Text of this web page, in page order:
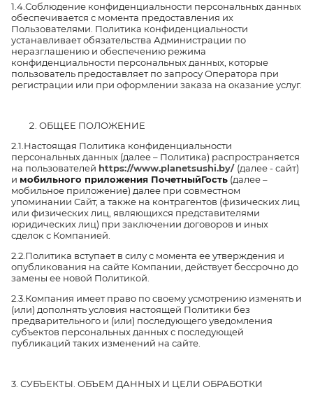
1.4.Соблюдение конфиденциальности персональных данных
обеспечивается с момента предоставления их
Пользователями. Политика конфиденциальности
устанавливает обязательства Администрации по
неразглашению и обеспечению режима
конфиденциальности персональных данных, которые
пользователь предоставляет по запросу Оператора при
регистрации или при оформлении заказа на оказание услуг.
ОБЩЕЕ ПОЛОЖЕНИЕ
2.1.Настоящая Политика конфиденциальности
персональных данных (далее – Политика) распространяется
на пользователей https://www.planetsushi.by/ (далее - сайт)
и мобильного приложения ПочетныйГость (далее –
мобильное приложение) далее при совместном
упоминании Сайт, а также на контрагентов (физических лиц
или физических лиц, являющихся представителями
юридических лиц) при заключении договоров и иных
сделок с Компанией.
2.2.Политика вступает в силу с момента ее утверждения и
опубликования на сайте Компании, действует бессрочно до
замены ее новой Политикой.
2.3.Компания имеет право по своему усмотрению изменять и
(или) дополнять условия настоящей Политики без
предварительного и (или) последующего уведомления
субъектов персональных данных с последующей
публикаций таких изменений на сайте.
3. СУБЪЕКТЫ. ОБЪЕМ ДАННЫХ И ЦЕЛИ ОБРАБОТКИ